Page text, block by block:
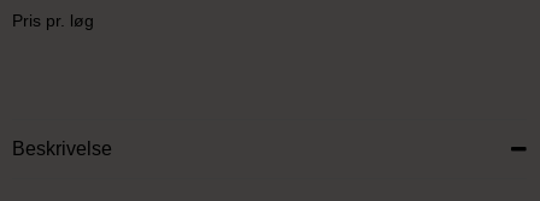
Pris pr. løg
Beskrivelse